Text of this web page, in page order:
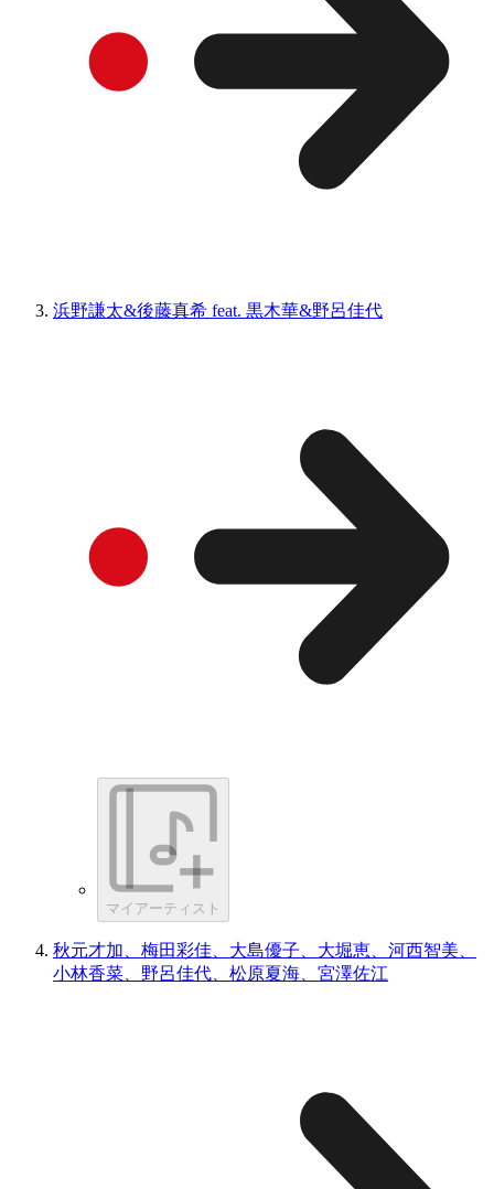
浜野謙太&後藤真希 feat. 黒木華&野呂佳代
マイアーティスト
秋元才加、梅田彩佳、大島優子、大堀恵、河西智美、
小林香菜、野呂佳代、松原夏海、宮澤佐江